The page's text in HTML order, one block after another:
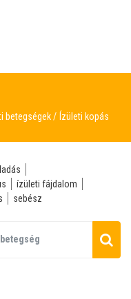
betegségek Ízületi kopás
ízületi fájdalom
sebész